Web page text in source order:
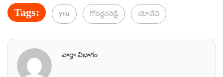
Tags: yvu గోవర్ధనరెడ్డి యోవేవి
వార్తా విభాగం